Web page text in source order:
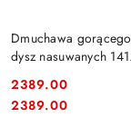
Dmuchawa
dysz nasuwanych
Cena:
2389.00
Cena:
2389.00